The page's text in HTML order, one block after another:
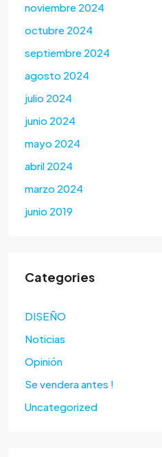
noviembre 2024
octubre 2024
septiembre 2024
agosto 2024
julio 2024
junio 2024
mayo 2024
abril 2024
marzo 2024
junio 2019
Categories
DISEÑO
Noticias
Opinión
Se vendera antes !
Uncategorized